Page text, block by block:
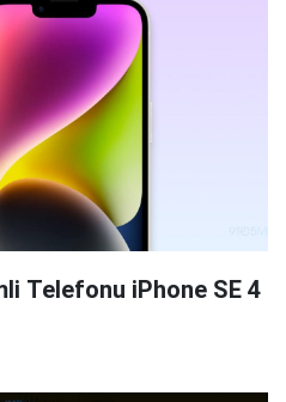
Telefonu iPhone SE 4